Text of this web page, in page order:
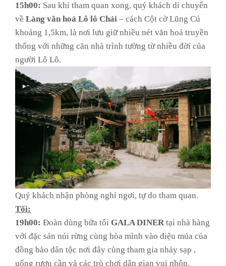
15h00: Sau khi tham quan xong, quý khách di chuyển
về Làng văn hoá Lô lô Chải – cách Cột cờ Lũng Cú
khoảng 1,5km, là nơi lưu giữ nhiều nét văn hoá truyền
thống với những căn nhà trình tường từ nhiều đời của
người Lô Lô.
Quý khách nhận phòng nghỉ ngơi, tự do tham quan.
Tối:
19h00: Đoàn dùng bữa tối GALA DINERtại nhà hàng
với đặc sản núi rừng cùng hòa mình vào điệu múa của
đồng bào dân tộc nơi đây cùng tham gia nhảy sạp ,
uống rượu cần và các trò chơi dân gian vui nhộn.